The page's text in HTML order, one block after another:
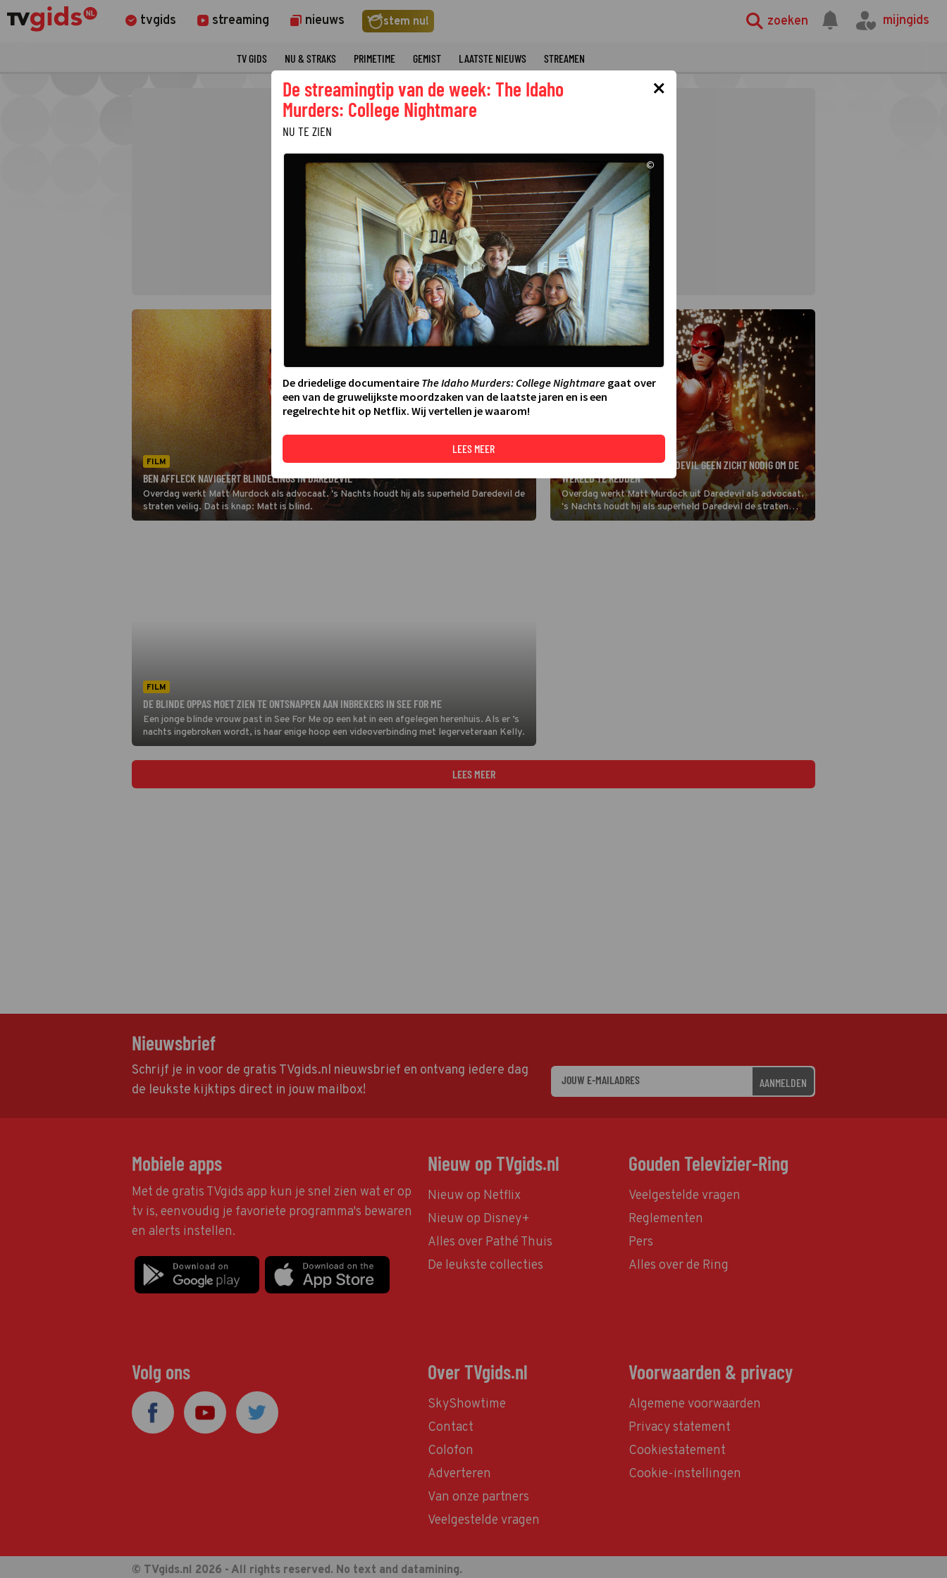
tvgids streaming nieuws stem nu! zoeken mijngids
TV GIDS NU & STRAKS PRIMETIME GEMIST LAATSTE NIEUWS STREAMEN
FILM
BEN AFFLECK NAVIGEERT BLINDELINGS IN DAREDEVIL
Overdag werkt Matt Murdock als advocaat. 's Nachts houdt hij als superheld Daredevil de
straten veilig. Dat is knap: Matt is blind.
BEN AFFLECK HEEFT IN DAREDEVIL GEEN ZICHT NODIG OM DE
WERELD TE REDDEN
Overdag werkt Matt Murdock uit Daredevil als advocaat.
's Nachts houdt hij als superheld Daredevil de straten
veilig. Dat is knap: Matt is blind.
FILM
DE BLINDE OPPAS MOET ZIEN TE ONTSNAPPEN AAN INBREKERS IN SEE FOR ME
Een jonge blinde vrouw past in See For Me op een kat in een afgelegen herenhuis. Als er ’s
nachts ingebroken wordt, is haar enige hoop een videoverbinding met legerveteraan Kelly.
LEES MEER
Nieuwsbrief
Schrijf je in voor de gratis TVgids.nl nieuwsbrief en ontvang iedere dag
de leukste kijktips direct in jouw mailbox!
AANMELDEN
Mobiele apps
Met de gratis TVgids app kun je snel zien wat er op
tv is, eenvoudig je favoriete programma's bewaren
en alerts instellen.
Nieuw op TVgids.nl
Nieuw op Netflix
Nieuw op Disney+
Alles over Pathé Thuis
De leukste collecties
Gouden Televizier-Ring
Veelgestelde vragen
Reglementen
Pers
Alles over de Ring
Volg ons Over TVgids.nl
SkyShowtime
Contact
Colofon
Adverteren
Van onze partners
Veelgestelde vragen
Voorwaarden & privacy
Algemene voorwaarden
Privacy statement
Cookiestatement
Cookie-instellingen
© TVgids.nl 2026 - All rights reserved. No text and datamining.
×
De streamingtip van de week: The Idaho
Murders: College Nightmare
NU TE ZIEN
©
De driedelige documentaire The Idaho Murders: College Nightmaregaat over
een van de gruwelijkste moordzaken van de laatste jaren en is een
regelrechte hit op Netflix. Wij vertellen je waarom!
LEES MEER